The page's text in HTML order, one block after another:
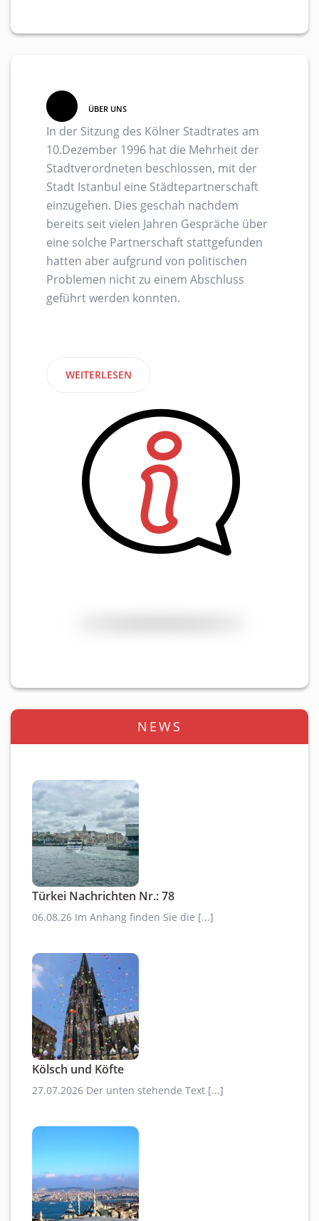
ÜBER UNS
In der Sitzung des Kölner Stadtrates am
10.Dezember 1996 hat die Mehrheit der
Stadtverordneten beschlossen, mit der
Stadt Istanbul eine Städtepartnerschaft
einzugehen. Dies geschah nachdem
bereits seit vielen Jahren Gespräche über
eine solche Partnerschaft stattgefunden
hatten aber aufgrund von politischen
Problemen nicht zu einem Abschluss
geführt werden konnten.
WEITERLESEN
NEWS
Türkei Nachrichten Nr.: 78
06.08.26 Im Anhang finden Sie die [...]
Kölsch und Köfte
27.07.2026 Der unten stehende Text [...]